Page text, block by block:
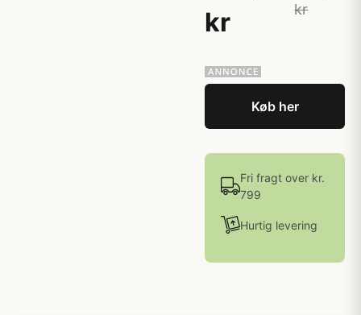
kr
kr
Køb her
Fri fragt over kr.
799
Hurtig levering